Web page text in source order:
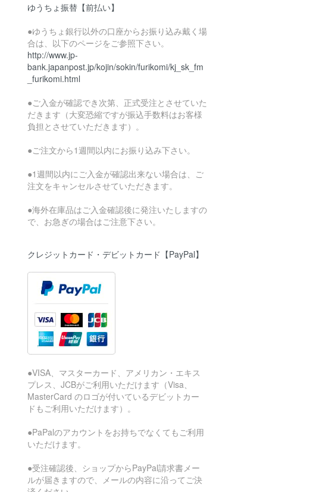
ゆうちょ振替【前払い】
●ゆうちょ銀行以外の口座からお振り込み戴く場
合は、以下のページをご参照下さい。
http://www.jp-
bank.japanpost.jp/kojin/sokin/furikomi/kj_sk_fm
_furikomi.html
●ご入金が確認でき次第、正式受注とさせていた
だきます（大変恐縮ですが振込手数料はお客様
負担とさせていただきます）。
●ご注文から1週間以内にお振り込み下さい。
●1週間以内にご入金が確認出来ない場合は、ご
注文をキャンセルさせていただきます。
●海外在庫品はご入金確認後に発注いたしますの
で、お急ぎの場合はご注意下さい。
クレジットカード・デビットカード【PayPal】
●VISA、マスターカード、アメリカン・エキス
プレス、JCBがご利用いただけます（Visa、
MasterCard のロゴが付いているデビットカー
ドもご利用いただけます）。
●PaPalのアカウントをお持ちでなくてもご利用
いただけます。
●受注確認後、ショップからPayPal請求書メー
ルが届きますので、メールの内容に沿ってご決